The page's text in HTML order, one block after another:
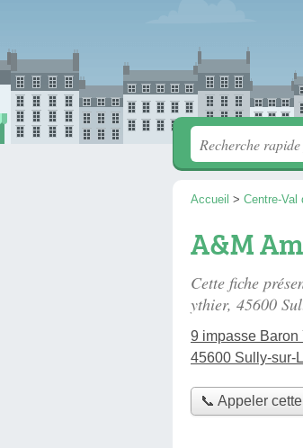
Accueil > Centre-Val
A&M
Cette fiche
ythier, 45600
9 impasse Baron
45600 Sully-sur-
📞 Appeler